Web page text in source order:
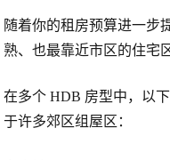
随着你的租房预算进一步
熟、也最靠近市区的住宅
在多个 HDB 房型中，以
于许多郊区组屋区：